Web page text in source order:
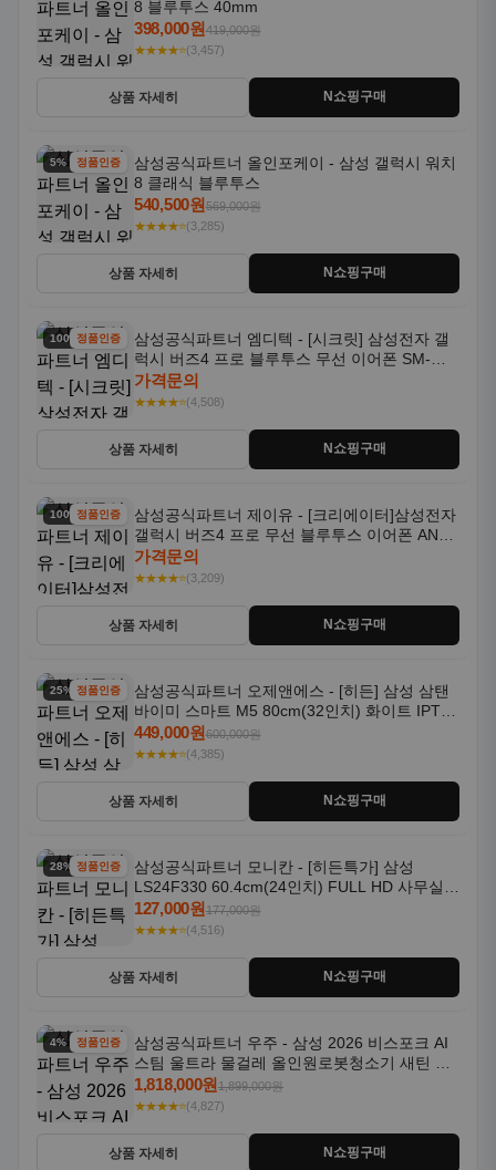
8 블루투스 40mm
398,000원419,000원
★★★★⭐(3,457)
상품 자세히 N쇼핑구매
5% 할인정품인증
삼성공식파트너 올인포케이 - 삼성 갤럭시 워치
8 클래식 블루투스
540,500원569,000원
★★★★⭐(3,285)
상품 자세히 N쇼핑구매
100% 할인
정품인증
삼성공식파트너 엠디텍 - [시크릿] 삼성전자 갤
럭시 버즈4 프로 블루투스 무선 이어폰 SM-
R640N
가격문의
★★★★⭐(4,508)
상품 자세히 N쇼핑구매
100% 할인
정품인증
삼성공식파트너 제이유 - [크리에이터]삼성전자
갤럭시 버즈4 프로 무선 블루투스 이어폰 ANC
SM-R640N
가격문의
★★★★⭐(3,209)
상품 자세히 N쇼핑구매
25% 할인정품인증
삼성공식파트너 오제앤에스 - [히든] 삼성 삼탠
바이미 스마트 M5 80cm(32인치) 화이트 IPTV
OTT 패키지
449,000원600,000원
★★★★⭐(4,385)
상품 자세히 N쇼핑구매
28% 할인정품인증
삼성공식파트너 모니칸 - [히든특가] 삼성
LS24F330 60.4cm(24인치) FULL HD 사무실/
컴퓨터 모니터
127,000원177,000원
★★★★⭐(4,516)
상품 자세히 N쇼핑구매
4% 할인정품인증
삼성공식파트너 우주 - 삼성 2026 비스포크 AI
스팀 울트라 물걸레 올인원로봇청소기 새틴 그
레이지 AAG
1,818,000원1,899,000원
★★★★⭐(4,827)
상품 자세히 N쇼핑구매